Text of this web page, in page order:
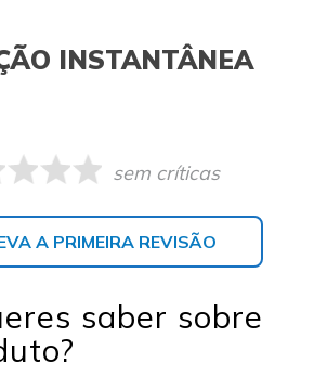
INSTANTÂNEA
sem críticas
A PRIMEIRA REVISÃO
saber sobre